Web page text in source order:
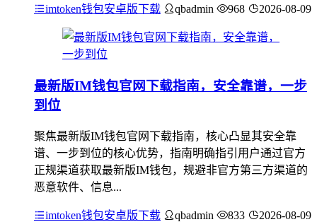
imtoken钱包安卓版下载 qbadmin 968 2026-08-09
最新版IM钱包官网下载指南，安全靠谱，一步
到位
聚焦最新版IM钱包官网下载指南，核心凸显其安全靠
谱、一步到位的核心优势，指南明确指引用户通过官方
正规渠道获取最新版IM钱包，规避非官方第三方渠道的
恶意软件、信息...
imtoken钱包安卓版下载 qbadmin 833 2026-08-09